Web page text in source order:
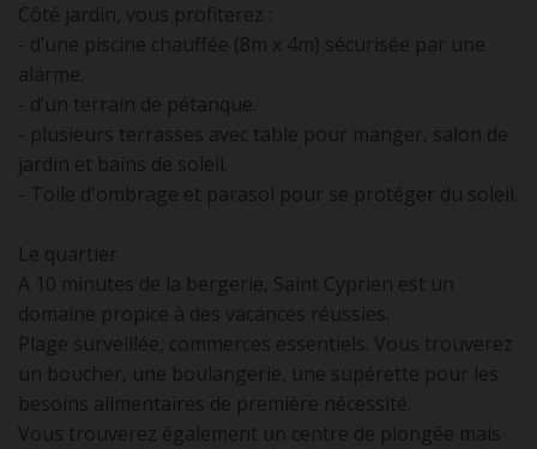
Côté jardin, vous profiterez :
- d’une piscine chauffée (8m x 4m) sécurisée par une
alarme.
- d’un terrain de pétanque.
- plusieurs terrasses avec table pour manger, salon de
jardin et bains de soleil.
- Toile d'ombrage et parasol pour se protéger du soleil.
Le quartier
A 10 minutes de la bergerie, Saint Cyprien est un
domaine propice à des vacances réussies.
Plage surveillée, commerces essentiels. Vous trouverez
un boucher, une boulangerie, une supérette pour les
besoins alimentaires de première nécessité.
Vous trouverez également un centre de plongée mais